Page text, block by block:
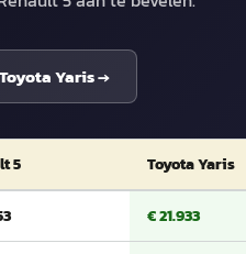
Toyota Yaris→
5 Toyota Yaris
€ 21.933